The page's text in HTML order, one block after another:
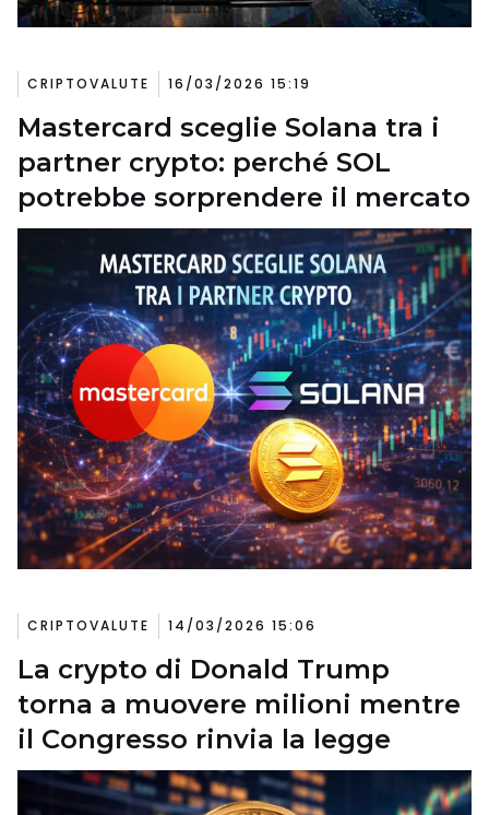
CRIPTOVALUTE 16/03/2026 15:19
Mastercard sceglie Solana tra i
partner crypto: perché SOL
potrebbe sorprendere il mercato
CRIPTOVALUTE 14/03/2026 15:06
La crypto di Donald Trump
torna a muovere milioni mentre
il Congresso rinvia la legge